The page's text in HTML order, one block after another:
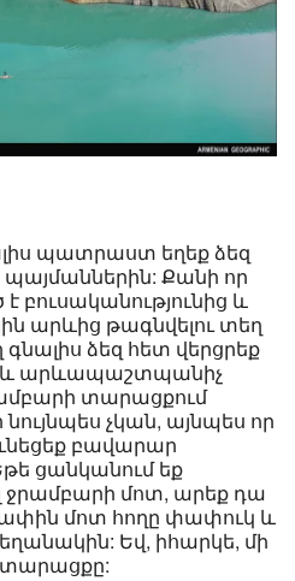
պատրաստ եղեք ձեզ
Քանի որ
բուսականությունից և
արևից թագնվելու տեղ
գնալիս ձեզ հետ վերցրեք
արևապաշտպանիչ
տարացքում
նույնպես չկան, այնպես որ
բավարար
ցանկանում եք
մոտ, արեք դա
մոտ հողը փափուկ և
եղանակին: Եվ, իհարկե, մի